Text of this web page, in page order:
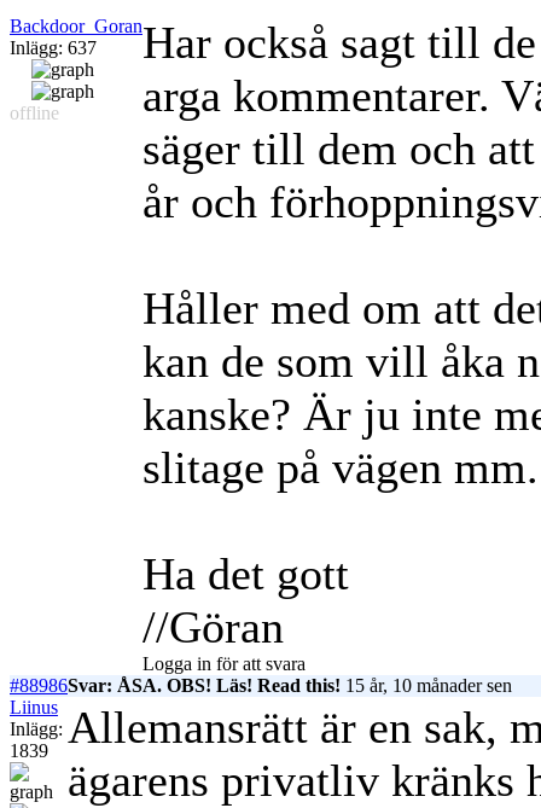
Backdoor_Goran
Inlägg: 637
offline
Har också sagt till
arga kommentarer.
säger till dem och
år och
Håller med om att
kan de som vill åka
kanske? Är ju inte
slitage på vägen mm.
Ha det gott
//Göran
Logga in för att svara
#88986Svar: ÅSA. OBS! Läs! Read this! 15 år, 10 månader sen
Liinus
Inlägg:
1839
Allemansrätt är en sak,
ägarens privatliv kränks